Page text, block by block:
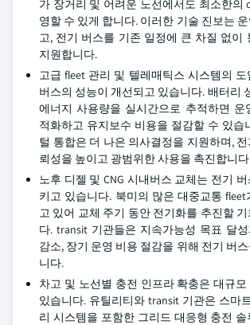
가 장거리 및 어려운 노선에서도 최소한의
영할 수 있게 합니다. 이러한 기술 진보는
고, 전기 버스를 기존 일정에 큰 차질 없이
지원합니다.
고급 fleet 관리 및 텔레매틱스 시스템의 도
버스의 성능이 개선되고 있습니다. 배터리
에너지 사용량을 실시간으로 추적하면 운
적화하고 유지보수 비용을 절감할 수 있습
털 통합은 더 나은 의사결정을 지원하며,
뢰성을 높이고 광범위한 사용을 촉진합니
노후 디젤 및 CNG 시내버스 교체는 전기
키고 있습니다. 북미의 많은 대중교통
고 있어 교체 주기 동안 전기화를 추진할
다. transit 기관들은 지속가능성 목표 달
감소, 장기 운영 비용 절감을 위해 전기 버
니다.
차고 및 노선별 충전 인프라 확충은 대규
있습니다. 유틸리티와 transit 기관은 스마
리 시스템을 포함한 그리드 대응형 충전